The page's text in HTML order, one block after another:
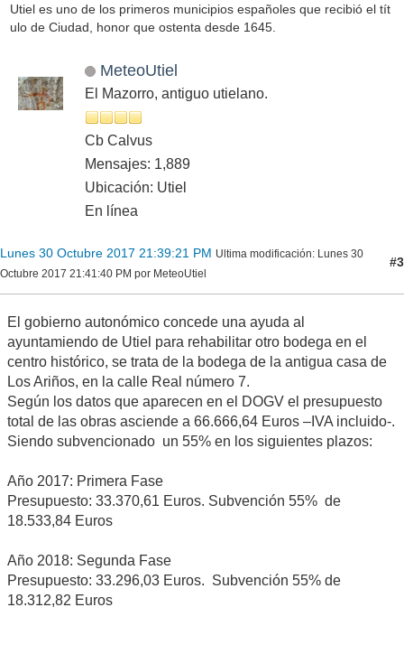
Utiel es uno de los primeros municipios españoles que recibió el tít
ulo de Ciudad, honor que ostenta desde 1645.
MeteoUtiel
El Mazorro, antiguo utielano.
Cb Calvus
Mensajes: 1,889
Ubicación: Utiel
En línea
Lunes 30 Octubre 2017 21:39:21 PM Ultima modificación: Lunes 30
Octubre 2017 21:41:40 PM por MeteoUtiel
#3
El gobierno autonómico concede una ayuda al
ayuntamiendo de Utiel para rehabilitar otro bodega en el
centro histórico, se trata de la bodega de la antigua casa de
Los Ariños, en la calle Real número 7.
Según los datos que aparecen en el DOGV el presupuesto
total de las obras asciende a 66.666,64 Euros –IVA incluido-.
Siendo subvencionado un 55% en los siguientes plazos:
Año 2017: Primera Fase
Presupuesto: 33.370,61 Euros. Subvención 55% de
18.533,84 Euros
Año 2018: Segunda Fase
Presupuesto: 33.296,03 Euros. Subvención 55% de
18.312,82 Euros